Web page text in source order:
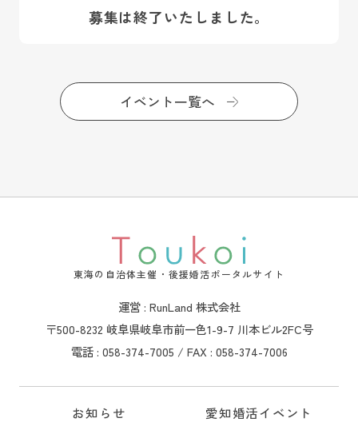
募集は終了いたしました。
イベント一覧へ
東海の自治体主催・後援婚活ポータルサイト
運営 : RunLand 株式会社
〒500-8232 岐阜県岐阜市前一色1-9-7 川本ビル2FC号
電話 : 058-374-7005 / FAX : 058-374-7006
お知らせ 愛知婚活イベント